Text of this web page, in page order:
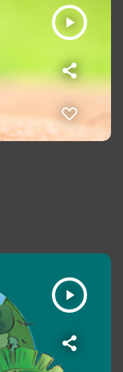
play_arrow
play_arrow